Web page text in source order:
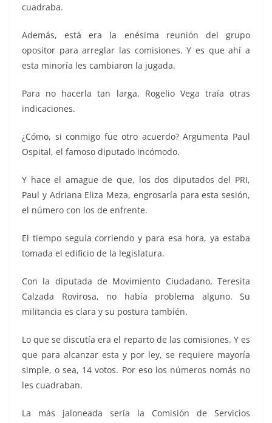
cuadraba.
Además, está era la enésima reunión del grupo
opositor para arreglar las comisiones. Y es que ahí a
esta minoría les cambiaron la jugada.
Para no hacerla tan larga, Rogelio Vega traía otras
indicaciones.
¿Cómo, si conmigo fue otro acuerdo? Argumenta Paul
Ospital, el famoso diputado incómodo.
Y hace el amague de que, los dos diputados del PRI,
Paul y Adriana Eliza Meza, engrosaría para esta sesión,
el número con los de enfrente.
El tiempo seguía corriendo y para esa hora, ya estaba
tomada el edificio de la legislatura.
Con la diputada de Movimiento Ciudadano, Teresita
Calzada Rovirosa, no había problema alguno. Su
militancia es clara y su postura también.
Lo que se discutía era el reparto de las comisiones. Y es
que para alcanzar esta y por ley, se requiere mayoría
simple, o sea, 14 votos. Por eso los números nomás no
les cuadraban.
La más jaloneada sería la Comisión de Servicios